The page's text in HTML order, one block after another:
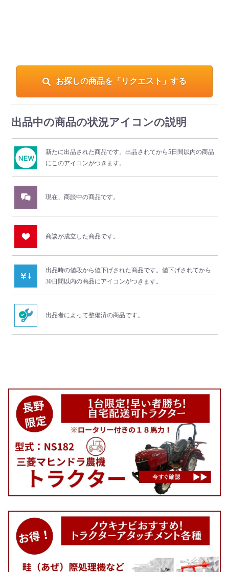
お探しの商品を「リクエスト」する
出品中の商品の状況アイコンの説明
新たに出品された商品です。 出品されてから5日間以内の商品
にこのアイコンがつきます。
現在、商談中の商品です。
商談が成立した商品です。
出品時の値段から値下げされた商品です。 値下げされてから
30日間以内の商品にアイコンがつきます。
出品者によって整備済の商品です。